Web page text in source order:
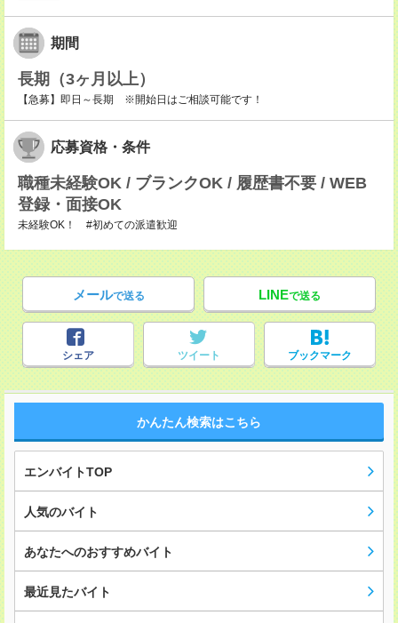
期間
長期（3ヶ月以上）
【急募】即日～長期 ※開始日はご相談可能です！
応募資格・条件
職種未経験OK / ブランクOK / 履歴書不要 / WEB
登録・面接OK
未経験OK！ #初めての派遣歓迎
メールで送る LINEで送る
シェア ツイート ブックマーク
かんたん検索はこちら
エンバイトTOP
人気のバイト
あなたへのおすすめバイト
最近見たバイト